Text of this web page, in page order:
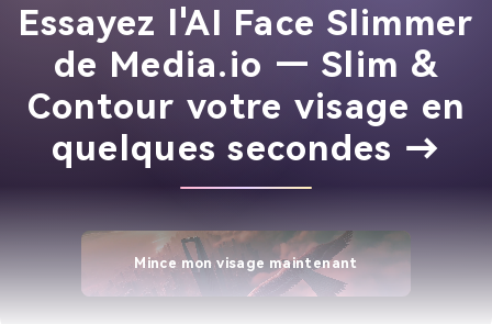
Essayez l'AI Face Slimmer
de Media.io — Slim &
Contour votre visage en
quelques secondes →
Mince mon visage maintenant